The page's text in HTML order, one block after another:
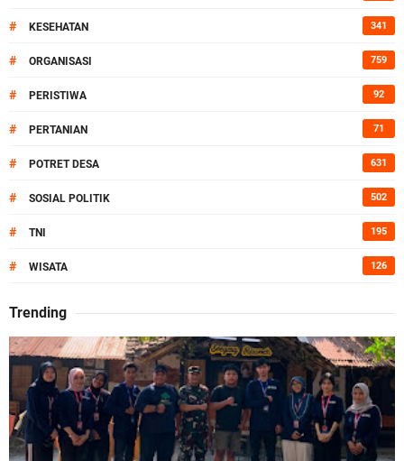
# KESEHATAN 341
# ORGANISASI 759
# PERISTIWA 92
# PERTANIAN 71
# POTRET DESA 631
# SOSIAL POLITIK 502
# TNI 195
# WISATA 126
Trending